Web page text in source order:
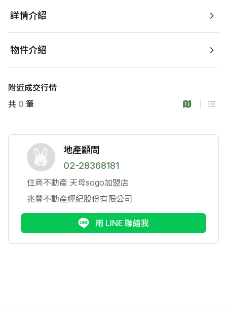
詳情介紹
物件介紹
附近成交行情
共 0 筆
地產顧問
02-28368181
住商不動產 天母sogo加盟店
兆豐不動產經紀股份有限公司
用 LINE 聯絡我